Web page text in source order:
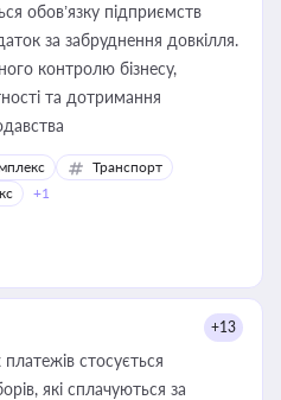
обов’язку підприємств
за забруднення довкілля.
контролю бізнесу,
та дотримання
Транспорт
+1
+13
стосується
які сплачуються за